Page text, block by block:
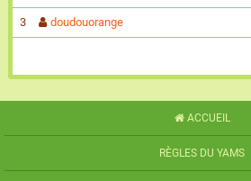
3 doudouorange
ACCUEIL
RÈGLES DU YAMS